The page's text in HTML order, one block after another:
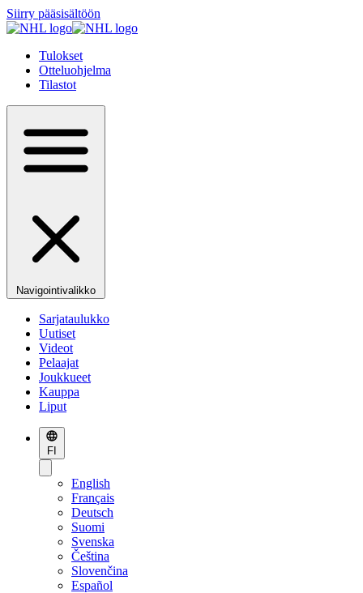
Siirry pääsisältöön
Tulokset
Otteluohjelma
Tilastot
Navigointivalikko
Sarjataulukko
Uutiset
Videot
Pelaajat
Joukkueet
Kauppa
Liput
FI
English
Français
Deutsch
Suomi
Svenska
Čeština
Slovenčina
Español